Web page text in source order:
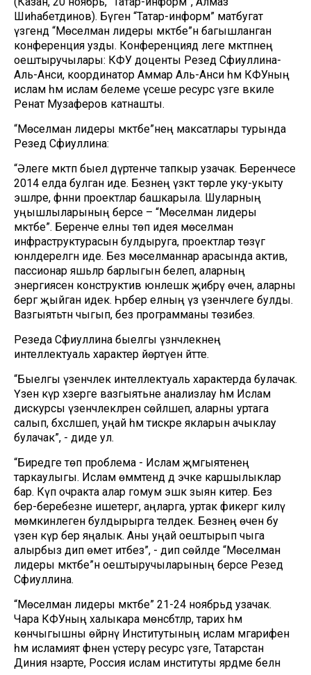
Шиһабетдинов). Бүген “Татар-информ” матбугат
үзәгендә “Мөселман лидеры мәктәбе”нә багышланган
конференция узды. Конференциядә әлеге мәктәпнең
оештыручылары: КФУ доценты Резедә Сәфиуллина-
Аль-Анси, координатор Аммар Аль-Анси һәм КФУның
ислам һәм ислам белеме үсеше ресурс үзәге вәкиле
Ренат Музаферов катнашты.
“Мөселман лидеры мәктәбе”нең максатлары турында
Резедә Сәфиуллина:
“Әлеге мәктәп быел дүртенче тапкыр узачак. Беренчесе
2014 елда булган иде. Безнең үзәктә төрле уку-укыту
эшләре, фәнни проектлар башкарыла. Шуларның
уңышлыларының берсе – “Мөселман лидеры
мәктәбе”. Беренче елны төп идея мөселман
инфраструктурасын булдыруга, проектлар төзүгә
юнәлдерелгән иде. Без мөселманнар арасында актив,
пассионар яшьләр барлыгын белеп, аларның
энергиясен конструктив юнәлешкә җибәрү өчен, аларны
бергә җыйган идек. Һәрбер елның үз үзенчәлеге булды.
Вазгыятьтән чыгып, без программаны төзибез.
Резеда Сәфиуллина быелгы үзәнчәлекнең
интеллектуаль характер йөртүен әйтте.
“Быелгы үзенчәлек интеллектуаль характерда булачак.
Үзенә күрә хәзерге вазгыятьне анализлау һәм Ислам
дискурсы үзенчәлекләренә сөйләшеп, аларны уртага
салып, бәхәсләшеп, уңай һәм тискәре якларын ачыклау
булачак”, - диде ул.
“Биредәге төп проблема - Ислам җәмгыятенең
таркаулыгы. Ислам өммәтендә дә эчке каршылыклар
бар. Күп очракта алар гомум эшкә зыян китерә. Без
бер-беребезне ишетергә, аңларга, уртак фикергә килү
мөмкинлеген булдырырга теләдек. Безнең өчен бу
үзенә күрә бер яңалык. Аны уңай оештырып чыга
алырбыз дип өмет итәбез”, - дип сөйләде “Мөселман
лидеры мәктәбе”н оештыручыларының берсе Резедә
Сәфиуллина.
“Мөселман лидеры мәктәбе” 21-24 ноябрьдә узачак.
Чара КФУның халыкара мөнәсәбәтләр, тарих һәм
көнчыгышны өйрәнү Институтының ислам мәгарифен
һәм исламият фәнен үстерү ресурс үзәге, Татарстан
Диния нәзарәте, Россия ислам институты ярдәме белән